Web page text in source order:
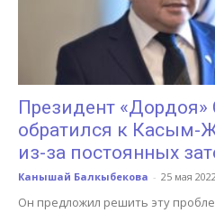
Президент
обратился к Касым-
из-за постоянных
Канышай Балкыбекова - 25 мая 2022
Он предложил решить эту